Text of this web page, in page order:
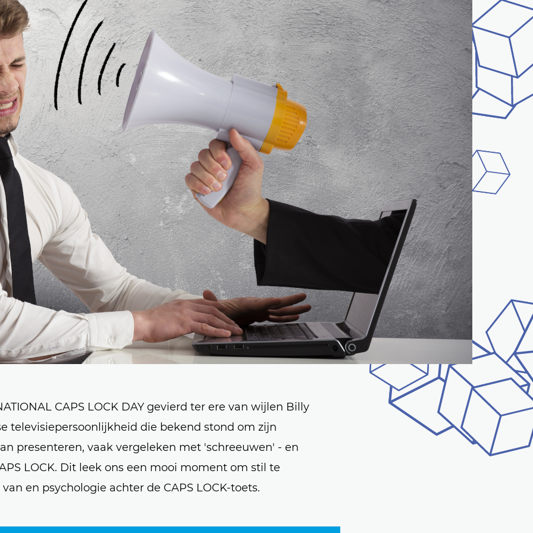
CAPS LOCK DAY gevierd ter ere van wijlen Billy
televisiepersoonlijkheid die bekend stond om zijn
presenteren, vaak vergeleken met 'schreeuwen' - en
LOCK. Dit leek ons een mooi moment om stil te
en psychologie achter de CAPS LOCK-toets.